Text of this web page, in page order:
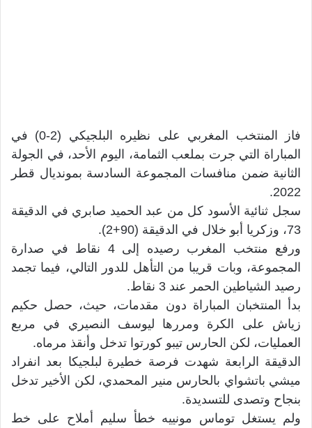
فاز المنتخب المغربي على نظيره البلجيكي (2-0) في
المباراة التي جرت بملعب الثمامة، اليوم الأحد، في الجولة
الثانية ضمن منافسات المجموعة السادسة بمونديال قطر
2022.
سجل ثنائية الأسود كل من عبد الحميد صابري في الدقيقة
73، وزكريا أبو خلال في الدقيقة (90+2).
ورفع منتخب المغرب رصيده إلى 4 نقاط في صدارة
المجموعة، وبات قريبا من التأهل للدور التالي، فيما تجمد
رصيد الشياطين الحمر عند 3 نقاط.
بدأ المنتخبان المباراة دون مقدمات، حيث، حصل حكيم
زياش على الكرة ومررها ليوسف النصيري في مربع
العمليات، لكن الحارس تيبو كورتوا تدخل وأنقذ مرماه.
الدقيقة الرابعة شهدت فرصة خطيرة لبلجيكا بعد انفراد
ميشي باتشواي بالحارس منير المحمدي، لكن الأخير تدخل
بنجاح وتصدى للتسديدة.
ولم يستغل توماس مونييه خطأ سليم أملاح على خط